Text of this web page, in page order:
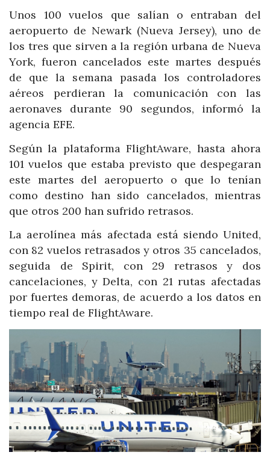
Unos 100 vuelos que salían o entraban del
aeropuerto de Newark (Nueva Jersey), uno de
los tres que sirven a la región urbana de Nueva
York, fueron cancelados este martes después
de que la semana pasada los controladores
aéreos perdieran la comunicación con las
aeronaves durante 90 segundos, informó la
agencia EFE.
Según la plataforma FlightAware, hasta ahora
101 vuelos que estaba previsto que despegaran
este martes del aeropuerto o que lo tenían
como destino han sido cancelados, mientras
que otros 200 han sufrido retrasos.
La aerolínea más afectada está siendo United,
con 82 vuelos retrasados y otros 35 cancelados,
seguida de Spirit, con 29 retrasos y dos
cancelaciones, y Delta, con 21 rutas afectadas
por fuertes demoras, de acuerdo a los datos en
tiempo real de FlightAware.